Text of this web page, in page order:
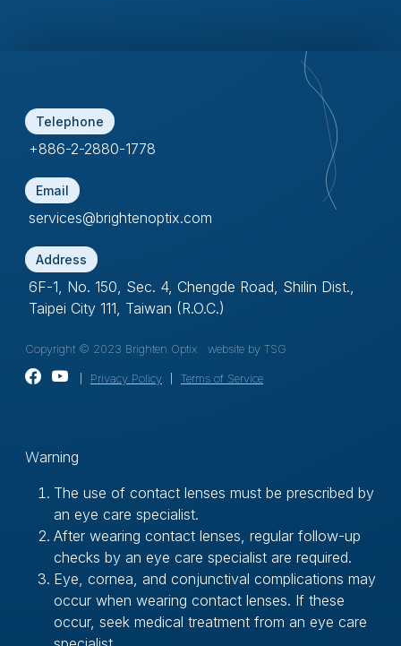
Telephone
+886-2-2880-1778
Email
services@brightenoptix.com
Address
6F-1, No. 150, Sec. 4, Chengde Road, Shilin Dist.,
Taipei City 111, Taiwan (R.O.C.)
Copyright © 2023 Brighten Optix website by TSG
Privacy Policy Terms of Service
Ｗarning
The use of contact lenses must be prescribed by
an eye care specialist.
After wearing contact lenses, regular follow-up
checks by an eye care specialist are required.
Eye, cornea, and conjunctival complications may
occur when wearing contact lenses. If these
occur, seek medical treatment from an eye care